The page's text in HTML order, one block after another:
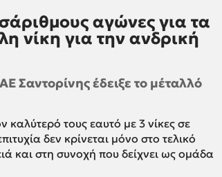
αγώνες για τα
νίκη για την ανδρική
Σαντορίνης έδειξε το μέταλλό
τους εαυτό με 3 νίκες σε
δεν κρίνεται μόνο στο τελικό
και στη συνοχή που δείχνει ως ομάδα